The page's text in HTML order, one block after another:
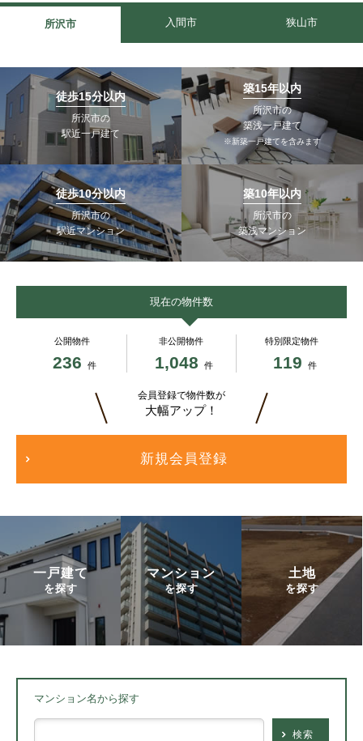
所沢市 入間市 狭山市
徒歩15分以内
所沢市の
駅近一戸建て
築15年以内
所沢市の
築浅一戸建て
※新築一戸建てを含みます
徒歩10分以内
所沢市の
駅近マンション
築10年以内
所沢市の
築浅マンション
現在の物件数
公開物件
236 件
非公開物件
1,048 件
特別限定物件
119 件
会員登録で物件数が
大幅アップ！
新規会員登録
一戸建て
を探す
マンション
を探す
土地
を探す
マンション名から探す
検索